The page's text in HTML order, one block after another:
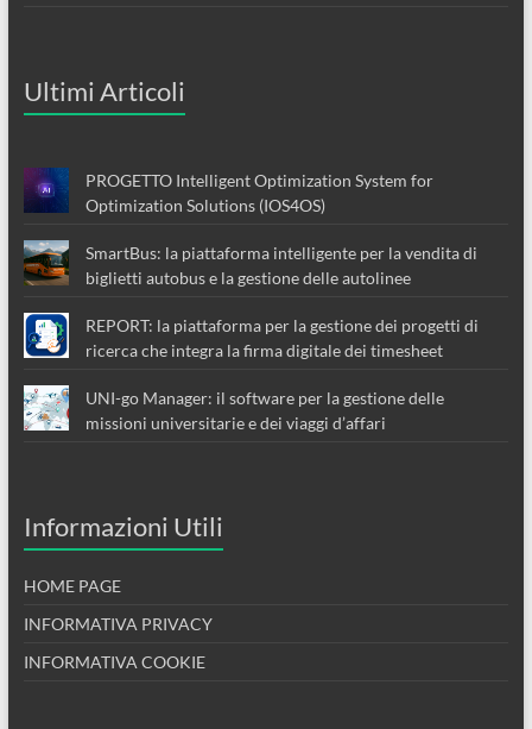
Ultimi Articoli
PROGETTO Intelligent Optimization System for
Optimization Solutions (IOS4OS)
SmartBus: la piattaforma intelligente per la vendita di
biglietti autobus e la gestione delle autolinee
REPORT: la piattaforma per la gestione dei progetti di
ricerca che integra la firma digitale dei timesheet
UNI-go Manager: il software per la gestione delle
missioni universitarie e dei viaggi d’affari
Informazioni Utili
HOME PAGE
INFORMATIVA PRIVACY
INFORMATIVA COOKIE